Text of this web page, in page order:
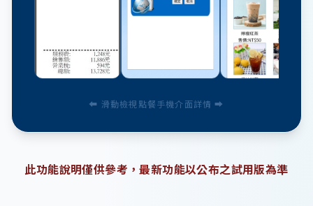
⬅ 滑動檢視點餐手機介面詳情 ➡
此功能說明僅供參考，最新功能以公布之試用版為準